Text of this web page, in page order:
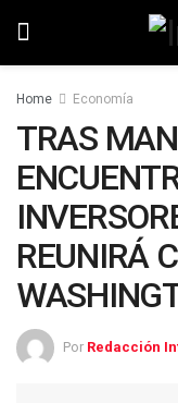
Home Economía
TRAS
REUNIRÁ
Por Redacción